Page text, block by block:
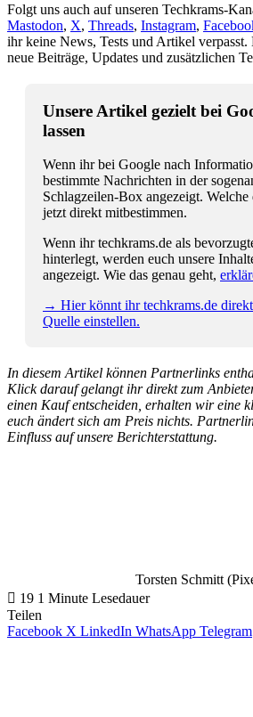
Folgt uns auch auf unseren Techkrams-
Mastodon, X, Threads, Instagram,
ihr keine News, Tests und Artikel
neue Beiträge, Updates und zusätzlichen
Unsere Artikel gezielt bei
lassen
Wenn ihr bei Google nach
bestimmte Nachrichten in der
Schlagzeilen-Box angezeigt.
jetzt direkt mitbestimmen.
Wenn ihr techkrams.de als
hinterlegt, werden euch unsere
angezeigt. Wie das genau geht,
→ Hier könnt ihr techkrams.de
Quelle einstellen.
In diesem Artikel können Partnerlinks
Klick darauf gelangt ihr direkt zum
einen Kauf entscheiden, erhalten wir eine
euch ändert sich am Preis nichts.
Einfluss auf unsere Berichterstattung.
Torsten Schmitt
19 1 Minute Lesedauer
Teilen
Facebook X LinkedIn WhatsApp Telegram